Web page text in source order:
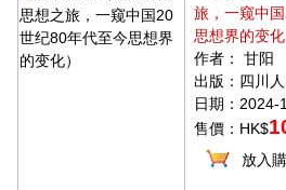
旅，一窥中
思想界的变化
作者： 甘阳
出版：四川
日期：2024-
售價：HK$
放入